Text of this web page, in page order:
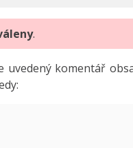
.
uvedený komentář